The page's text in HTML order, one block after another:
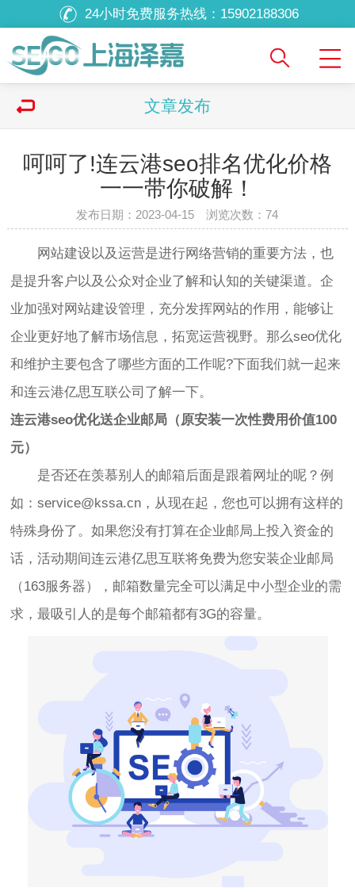
24小时免费服务热线： 15902188306
文章发布
呵呵了!连云港seo排名优化价格
一一带你破解！
发布日期：2023-04-15 浏览次数：74
网站建设以及运营是进行网络营销的重要方法，也
是提升客户以及公众对企业了解和认知的关键渠道。企
业加强对网站建设管理，充分发挥网站的作用，能够让
企业更好地了解市场信息，拓宽运营视野。那么seo优化
和维护主要包含了哪些方面的工作呢?下面我们就一起来
和连云港亿思互联公司了解一下。
连云港seo优化送企业邮局（原安装一次性费用价值100
元）
是否还在羡慕别人的邮箱后面是跟着网址的呢？例
如：service@kssa.cn，从现在起，您也可以拥有这样的
特殊身份了。如果您没有打算在企业邮局上投入资金的
话，活动期间连云港亿思互联将免费为您安装企业邮局
（163服务器），邮箱数量完全可以满足中小型企业的需
求，最吸引人的是每个邮箱都有3G的容量。